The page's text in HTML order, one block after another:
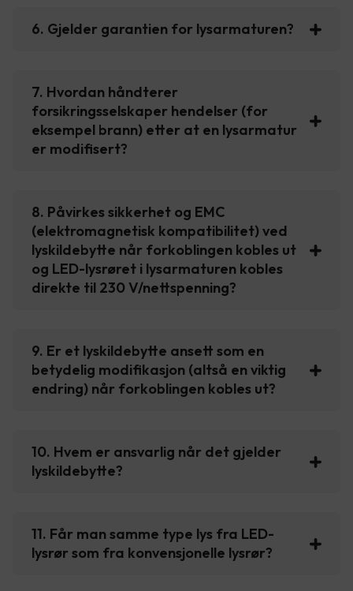
6. Gjelder garantien for lysarmaturen?
7. Hvordan håndterer
forsikringsselskaper hendelser (for
eksempel brann) etter at en lysarmatur
er modifisert?
8. Påvirkes sikkerhet og EMC
(elektromagnetisk kompatibilitet) ved
lyskildebytte når forkoblingen kobles ut
og LED-lysrøret i lysarmaturen kobles
direkte til 230 V/nettspenning?
9. Er et lyskildebytte ansett som en
betydelig modifikasjon (altså en viktig
endring) når forkoblingen kobles ut?
10. Hvem er ansvarlig når det gjelder
lyskildebytte?
11. Får man samme type lys fra LED-
lysrør som fra konvensjonelle lysrør?